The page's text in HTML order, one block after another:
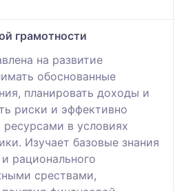
грамотности
на развитие
обоснованные
планировать доходы и
риски и эффективно
в условиях
Изучает базовые знания
рационального
срествами,